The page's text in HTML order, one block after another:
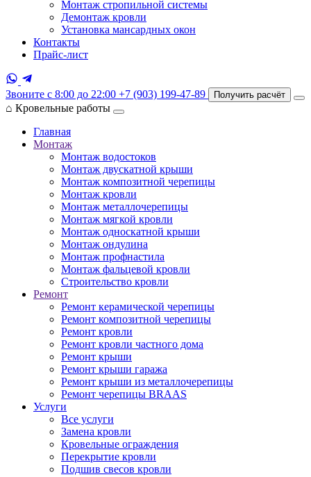
Монтаж стропильной системы
Демонтаж кровли
Установка мансардных окон
Контакты
Прайс-лист
Звоните с 8:00 до 22:00 +7 (903) 199-47-89 Получить расчёт
⌂ Кровельные работы
Главная
Монтаж
Монтаж водостоков
Монтаж двускатной крыши
Монтаж композитной черепицы
Монтаж кровли
Монтаж металлочерепицы
Монтаж мягкой кровли
Монтаж односкатной крыши
Монтаж ондулина
Монтаж профнастила
Монтаж фальцевой кровли
Строительство кровли
Ремонт
Ремонт керамической черепицы
Ремонт композитной черепицы
Ремонт кровли
Ремонт кровли частного дома
Ремонт крыши
Ремонт крыши гаража
Ремонт крыши из металлочерепицы
Ремонт черепицы BRAAS
Услуги
Все услуги
Замена кровли
Кровельные ограждения
Перекрытие кровли
Подшив свесов кровли